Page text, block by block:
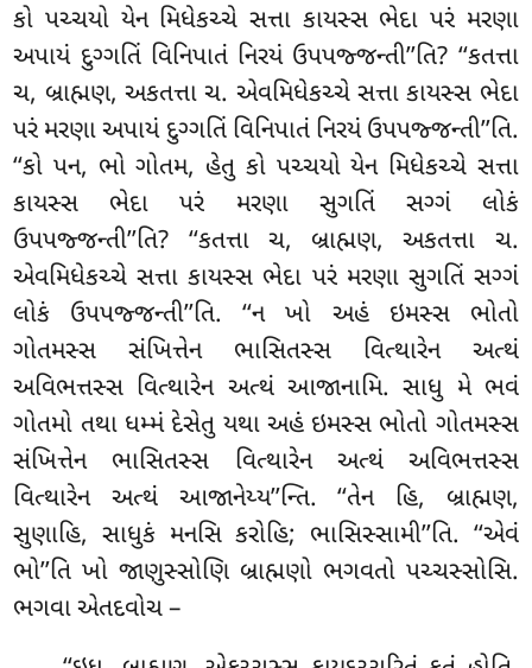
કો પચ્ચયો યેન મિધેકચ્ચે સત્તા કાયસ્સ ભેદા પરં મરણા
અપાયં દુગ્ગતિં વિનિપાતં નિરયં ઉપપજ્જન્તી’’તિ? ‘‘કતત્તા
ચ, બ્રાહ્મણ, અકતત્તા ચ. એવમિધેકચ્ચે સત્તા કાયસ્સ ભેદા
પરં મરણા અપાયં દુગ્ગતિં વિનિપાતં નિરયં ઉપપજ્જન્તી’’તિ.
‘‘કો પન, ભો ગોતમ, હેતુ કો પચ્ચયો યેન મિધેકચ્ચે સત્તા
કાયસ્સ ભેદા પરં મરણા સુગતિં સગ્ગં લોકં
ઉપપજ્જન્તી’’તિ? ‘‘કતત્તા ચ, બ્રાહ્મણ, અકતત્તા ચ.
એવમિધેકચ્ચે સત્તા કાયસ્સ ભેદા પરં મરણા સુગતિં સગ્ગં
લોકં ઉપપજ્જન્તી’’તિ. ‘‘ન ખો અહં ઇમસ્સ ભોતો
ગોતમસ્સ સંખિત્તેન ભાસિતસ્સ વિત્થારેન અત્થં
અવિભત્તસ્સ વિત્થારેન અત્થં આજાનામિ. સાધુ મે ભવં
ગોતમો તથા ધમ્મં દેસેતુ યથા અહં ઇમસ્સ ભોતો ગોતમસ્સ
સંખિત્તેન ભાસિતસ્સ વિત્થારેન અત્થં અવિભત્તસ્સ
વિત્થારેન અત્થં આજાનેય્ય’’ન્તિ. ‘‘તેન હિ, બ્રાહ્મણ,
સુણાહિ, સાધુકં મનસિ કરોહિ; ભાસિસ્સામી’’તિ. ‘‘એવં
ભો’’તિ ખો જાણુસ્સોણિ બ્રાહ્મણો ભગવતો પચ્ચસ્સોસિ.
ભગવા એતદવોચ –